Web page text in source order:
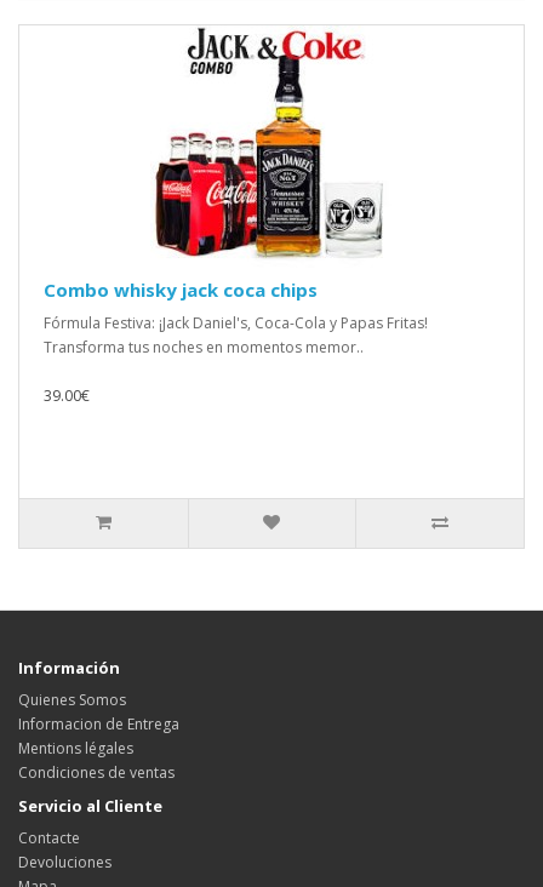
Combo whisky jack coca chips
Fórmula Festiva: ¡Jack Daniel's, Coca-Cola y Papas Fritas!
Transforma tus noches en momentos memor..
39.00€
Información
Quienes Somos
Informacion de Entrega
Mentions légales
Condiciones de ventas
Servicio al Cliente
Contacte
Devoluciones